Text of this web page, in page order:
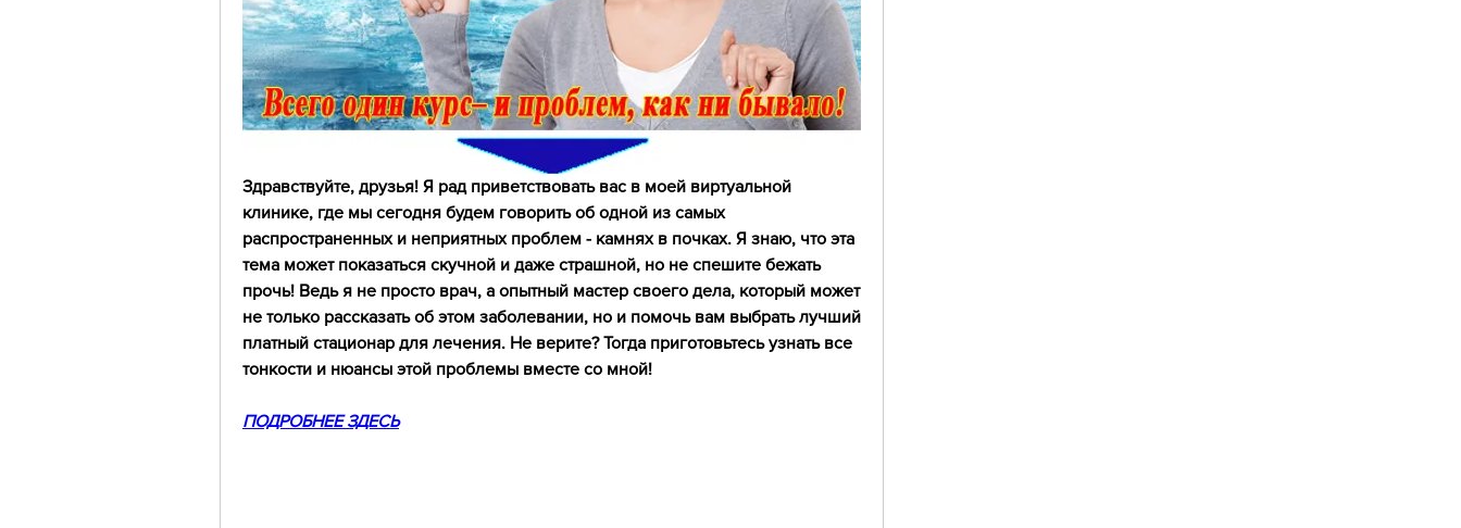
Здравствуйте, друзья! Я рад приветствовать вас в моей виртуальной
клинике, где мы сегодня будем говорить об одной из самых
распространенных и неприятных проблем - камнях в почках. Я знаю, что эта
тема может показаться скучной и даже страшной, но не спешите бежать
прочь! Ведь я не просто врач, а опытный мастер своего дела, который может
не только рассказать об этом заболевании, но и помочь вам выбрать лучший
платный стационар для лечения. Не верите? Тогда приготовьтесь узнать все
тонкости и нюансы этой проблемы вместе со мной!
ПОДРОБНЕЕ ЗДЕСЬ